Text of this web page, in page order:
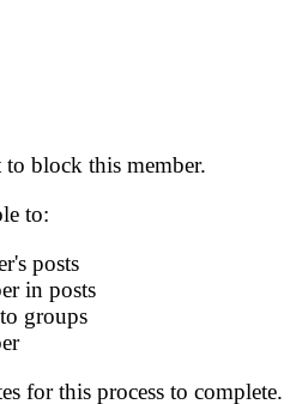
block this member.
to:
posts
in posts
groups
for this process to complete.